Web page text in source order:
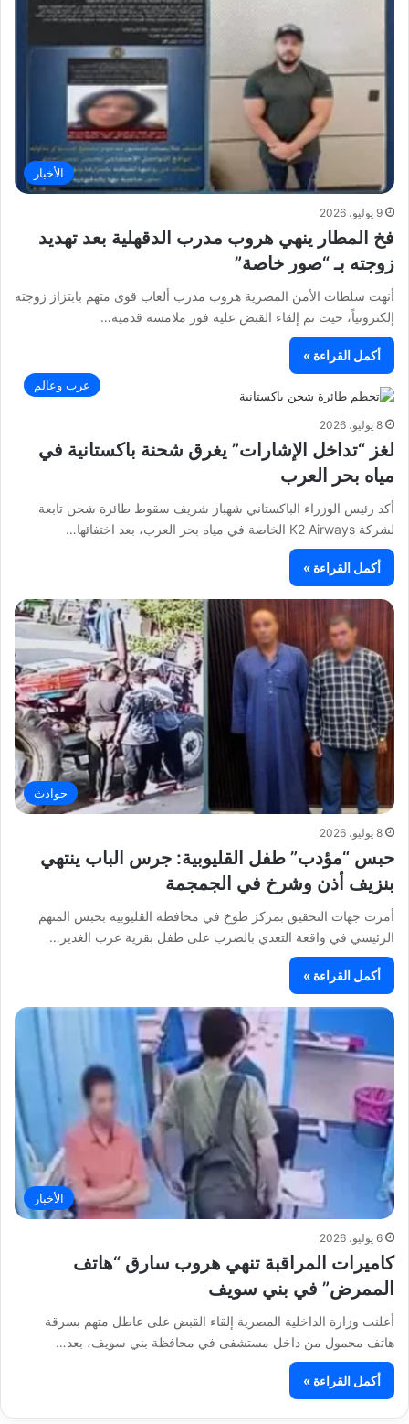
الأخبار
9 يوليو، 2026
فخ المطار ينهي هروب مدرب الدقهلية بعد تهديد
زوجته بـ “صور خاصة”
أنهت سلطات الأمن المصرية هروب مدرب ألعاب قوى متهم بابتزاز زوجته
إلكترونياً، حيث تم إلقاء القبض عليه فور ملامسة قدميه…
أكمل القراءة »
عرب وعالم
8 يوليو، 2026
لغز “تداخل الإشارات” يغرق شحنة باكستانية في
مياه بحر العرب
أكد رئيس الوزراء الباكستاني شهباز شريف سقوط طائرة شحن تابعة
لشركة K2 Airways الخاصة في مياه بحر العرب، بعد اختفائها…
أكمل القراءة »
حوادث
8 يوليو، 2026
حبس “مؤدب” طفل القليوبية: جرس الباب ينتهي
بنزيف أذن وشرخ في الجمجمة
أمرت جهات التحقيق بمركز طوخ في محافظة القليوبية بحبس المتهم
الرئيسي في واقعة التعدي بالضرب على طفل بقرية عرب الغدير…
أكمل القراءة »
الأخبار
6 يوليو، 2026
كاميرات المراقبة تنهي هروب سارق “هاتف
الممرض” في بني سويف
أعلنت وزارة الداخلية المصرية إلقاء القبض على عاطل متهم بسرقة
هاتف محمول من داخل مستشفى في محافظة بني سويف، بعد…
أكمل القراءة »